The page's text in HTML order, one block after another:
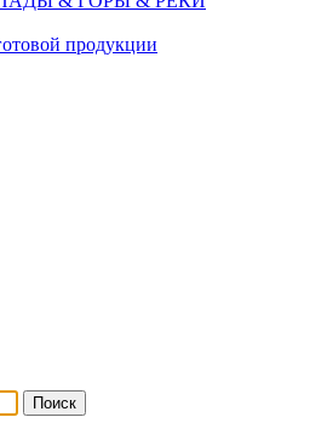
продукции
Поиск